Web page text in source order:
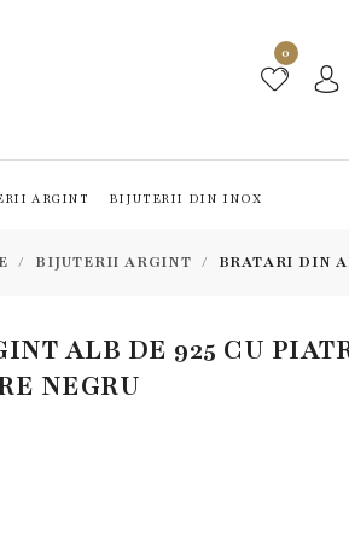
0
ARGINT BIJUTERII DIN INOX
BIJUTERII ARGINT BRATARI DIN
ALB DE 925 CU
NEGRU